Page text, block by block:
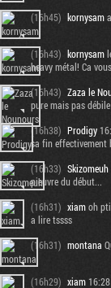
(16h45) kornysam
(16h43) kornysam
heavy métal! Ca
(16h43) Zaza le
pure mais pas
(16h38) Prodigy
sa fin effectivement
(16h33) Skizomeuh
pieuvre du début...
(16h31) xiamoh
a lire tssss
(16h31) montana
(16h29) xiam